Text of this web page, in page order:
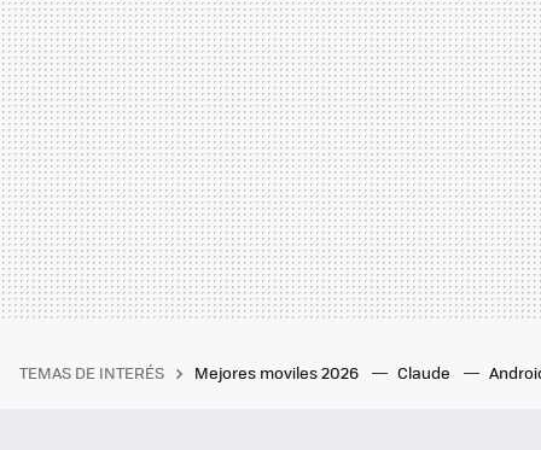
TEMAS DE INTERÉS Mejores moviles 2026 Claude